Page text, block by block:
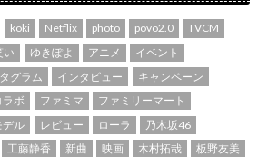
koki Netflix photo povo2.0
TVCM
い ゆきぽよ アニメ
イベント
グラム インタビュー
キャンペーン
ラボ ファミマ
ファミリーマート
デル レビュー ローラ
乃木坂46
工藤静香 新曲 映画 木村拓哉
板野友美